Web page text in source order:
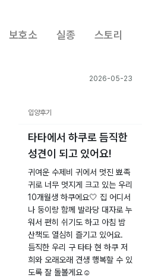
보호소 실종 스토리
2026-05-23
입양후기
타타에서 하쿠로 듬직한
성견이 되고 있어요!
귀여운 수제비 귀에서 멋진 뾰족
귀로 너무 멋지게 크고 있는 우리
10개월생 하쿠에요🤍 집 어디서
나 둥이랑 함께 발라당 대자로 누
워서 편히 쉬기도 하고 아침 밤
산책도 열심히 즐기고 있어요.
듬직한 우리 구 타타 현 하쿠 저
희와 오래오래 견생 행복할 수 있
도록 잘 돌볼게요☺️